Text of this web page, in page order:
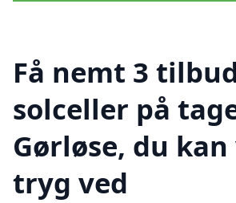
Få nemt 3
solceller på
Gørløse, du
tryg ved